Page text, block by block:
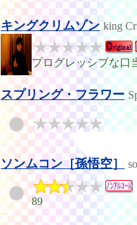
キングクリムゾン king
プログレッシブな口
スプリング・フラワー
ソンムコン［孫悟空］
89